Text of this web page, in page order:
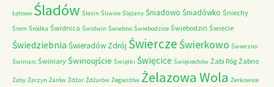
Łętowo Śladów Ślesin Śliwice Ślężany Śniadowo Śniadówko Śniechy
Śrem Śródka Świdnica Świdwin Świebno Świebodzice Świebodzin Świecie
Świedziebnia Świeradów Zdrój Świercze Świerkowo Świerzno
Świniarc Świniary Świnoujście Świątki Święcice Święciechów Żabi Róg Żabno
Żaby Żarzyn Żarów Żdżar Żdżarów Żegiestów Żelazowa Wola Żerkowice